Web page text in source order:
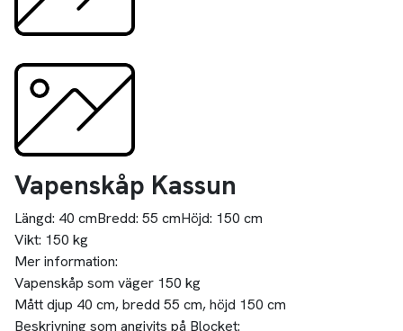
Vapenskåp Kassun
Längd: 40 cmBredd: 55 cmHöjd: 150 cm
Vikt: 150 kg
Mer information:
Vapenskåp som väger 150 kg
Mått djup 40 cm, bredd 55 cm, höjd 150 cm
Beskrivning som angivits på Blocket: